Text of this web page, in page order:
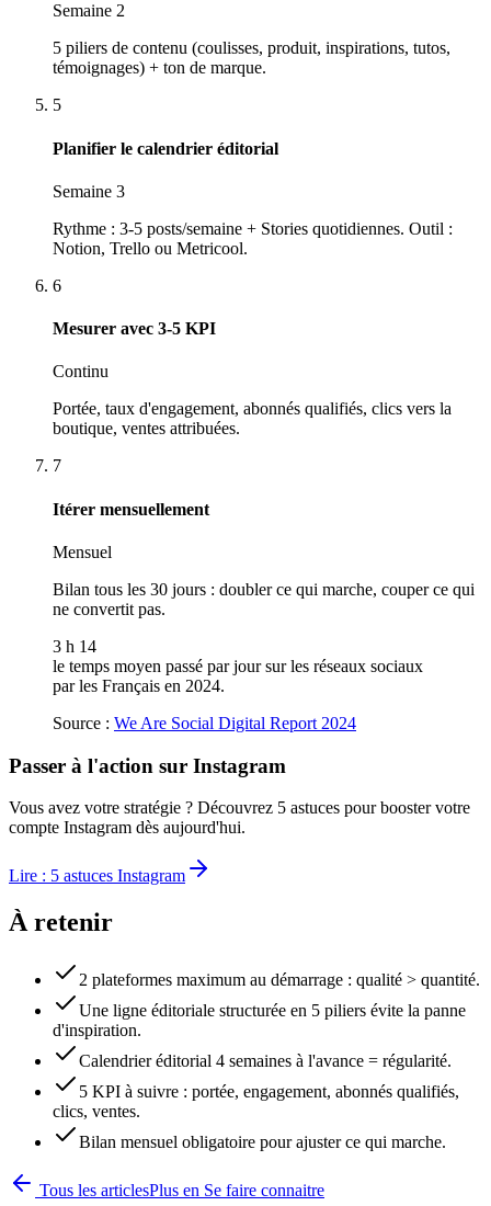
Semaine 2
5 piliers de contenu (coulisses, produit, inspirations, tutos,
témoignages) + ton de marque.
5
Planifier le calendrier éditorial
Semaine 3
Rythme : 3-5 posts/semaine + Stories quotidiennes. Outil :
Notion, Trello ou Metricool.
6
Mesurer avec 3-5 KPI
Continu
Portée, taux d'engagement, abonnés qualifiés, clics vers la
boutique, ventes attribuées.
7
Itérer mensuellement
Mensuel
Bilan tous les 30 jours : doubler ce qui marche, couper ce qui
ne convertit pas.
3 h 14
le temps moyen passé par jour sur les réseaux sociaux
par les Français en 2024.
Source : We Are Social Digital Report 2024
Passer à l'action sur Instagram
Vous avez votre stratégie ? Découvrez 5 astuces pour booster votre
compte Instagram dès aujourd'hui.
Lire : 5 astuces Instagram
À retenir
2 plateformes maximum au démarrage : qualité > quantité.
Une ligne éditoriale structurée en 5 piliers évite la panne
d'inspiration.
Calendrier éditorial 4 semaines à l'avance = régularité.
5 KPI à suivre : portée, engagement, abonnés qualifiés,
clics, ventes.
Bilan mensuel obligatoire pour ajuster ce qui marche.
Tous les articlesPlus en Se faire connaitre